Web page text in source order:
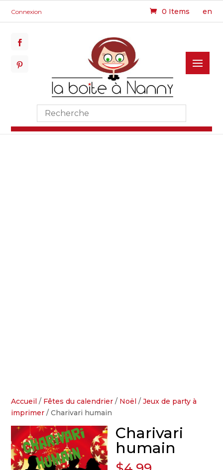
Connexion 0 Items en
Accueil / Fêtes du calendrier / Noël /Jeux de party à
imprimer / Charivari humain
Charivari
humain